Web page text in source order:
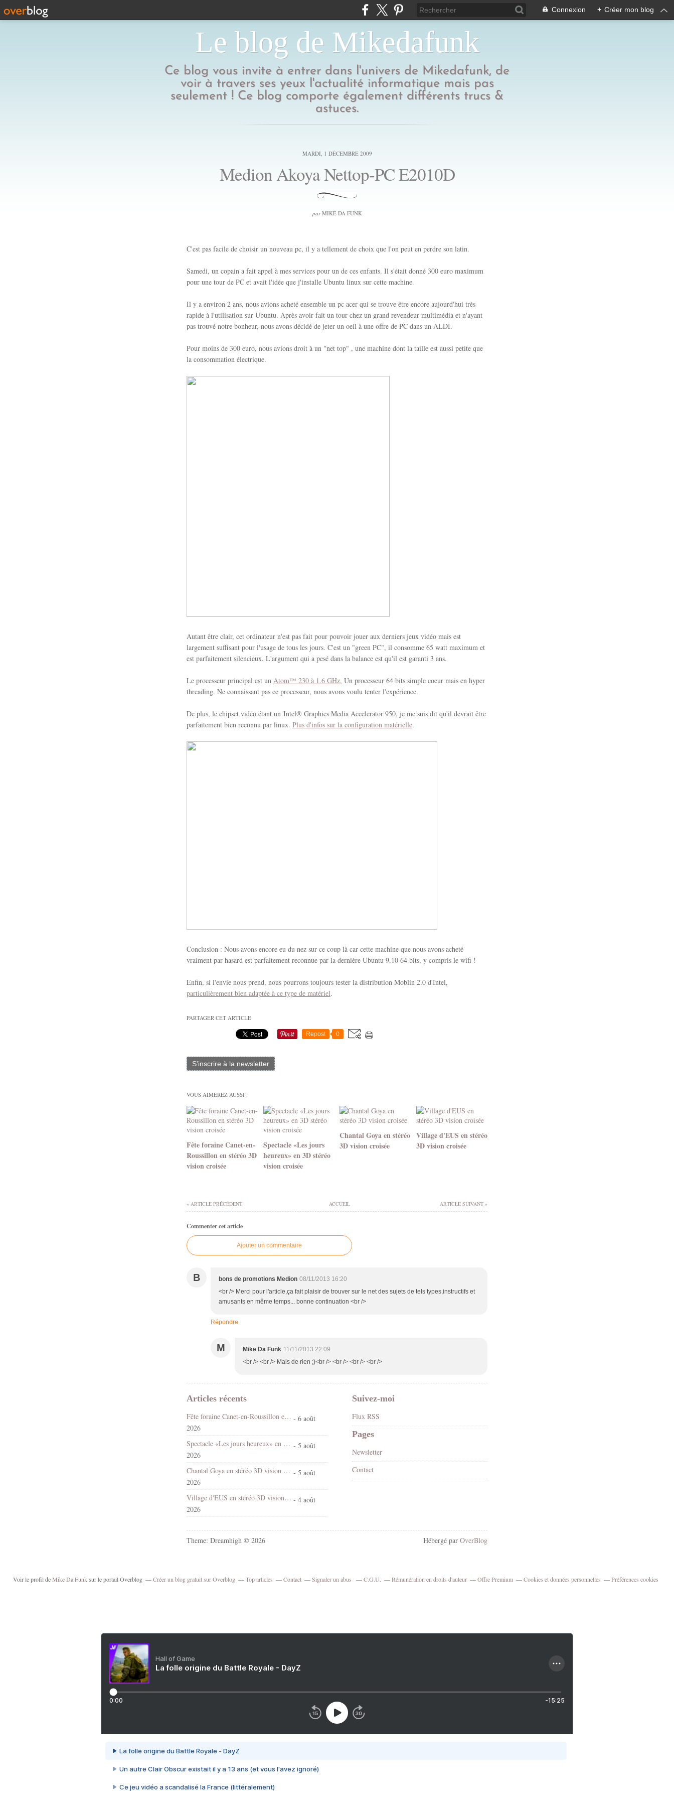
Connexion + Créer mon blog
Le blog de Mikedafunk
Ce blog vous invite à entrer dans l'univers de Mikedafunk, de
voir à travers ses yeux l'actualité informatique mais pas
seulement ! Ce blog comporte également différents trucs &
astuces.
MARDI, 1 DÉCEMBRE 2009
Medion Akoya Nettop-PC E2010D
parMIKE DA FUNK
C'est pas facile de choisir un nouveau pc, il y a tellement de choix que l'on peut en perdre son latin.
Samedi, un copain a fait appel à mes services pour un de ces enfants. Il s'était donné 300 euro maximum
pour une tour de PC et avait l'idée que j'installe Ubuntu linux sur cette machine.
Il y a environ 2 ans, nous avions acheté ensemble un pc acer qui se trouve être encore aujourd'hui très
rapide à l'utilisation sur Ubuntu. Après avoir fait un tour chez un grand revendeur multimédia et n'ayant
pas trouvé notre bonheur, nous avons décidé de jeter un oeil à une offre de PC dans un ALDI.
Pour moins de 300 euro, nous avions droit à un "net top" , une machine dont la taille est aussi petite que
la consommation électrique.
Autant être clair, cet ordinateur n'est pas fait pour pouvoir jouer aux derniers jeux vidéo mais est
largement suffisant pour l'usage de tous les jours. C'est un "green PC", il consomme 65 watt maximum et
est parfaitement silencieux. L'argument qui a pesé dans la balance est qu'il est garanti 3 ans.
Le processeur principal est un Atom™ 230 à 1.6 GHz. Un processeur 64 bits simple coeur mais en hyper
threading. Ne connaissant pas ce processeur, nous avons voulu tenter l'expérience.
De plus, le chipset vidéo étant un Intel® Graphics Media Accelerator 950, je me suis dit qu'il devrait être
parfaitement bien reconnu par linux. Plus d'infos sur la configuration matérielle.
Conclusion : Nous avons encore eu du nez sur ce coup là car cette machine que nous avons acheté
vraiment par hasard est parfaitement reconnue par la dernière Ubuntu 9.10 64 bits, y compris le wifi !
Enfin, si l'envie nous prend, nous pourrons toujours tester la distribution Moblin 2.0 d'Intel,
particulièrement bien adaptée à ce type de matériel.
PARTAGER CET ARTICLE
Repost 0
S'inscrire à la newsletter
VOUS AIMEREZ AUSSI :
Fête foraine Canet-en-
Roussillon en stéréo 3D
vision croisée
Spectacle «Les jours
heureux» en 3D stéréo
vision croisée
Chantal Goya en stéréo
3D vision croisée
Village d'EUS en stéréo
3D vision croisée
ACCUEIL
« ARTICLE PRÉCÉDENT ARTICLE SUIVANT »
Commenter cet article
Ajouter un commentaire
B bons de promotions Medion 08/11/2013 16:20
<br /> Merci pour l'article,ça fait plaisir de trouver sur le net des sujets de tels types,instructifs et
amusants en même temps... bonne continuation <br />
Répondre
M Mike Da Funk 11/11/2013 22:09
<br /> <br /> Mais de rien ;)<br /> <br /> <br /> <br />
Articles récents
Fête foraine Canet-en-Roussillon en stéréo 3D vision croisée - 6 août
2026
Spectacle «Les jours heureux» en 3D stéréo vision croisée - 5 août
2026
Chantal Goya en stéréo 3D vision croisée - 5 août
2026
Village d'EUS en stéréo 3D vision croisée - 4 août
2026
Suivez-moi
Flux RSS
Pages
Newsletter
Contact
Theme: Dreamhigh © 2026 Hébergé par OverBlog
Voir le profil deMike Da Funk sur le portail Overblog Créer un blog gratuit sur Overblog Top articles Contact Signaler un abus C.G.U. Rémunération en droits d'auteur Offre Premium Cookies et données personnelles Préférences cookies
Hall of Game
La folle origine du Battle Royale - DayZ
0:00 -15:25
La folle origine du Battle Royale - DayZ
Un autre Clair Obscur existait il y a 13 ans (et vous l'avez ignoré)
Ce jeu vidéo a scandalisé la France (littéralement)